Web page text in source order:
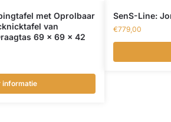
met Oprolbaar
van
69 x 69 x 42
informatie
SenS-Line:
€779,00